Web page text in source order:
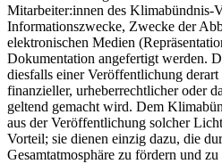
Mitarbeiter:innen des Klimabündnis-
Informationszwecke, Zwecke der
elektronischen Medien
Dokumentation angefertigt werden.
diesfalls einer Veröffentlichung derart
finanzieller, urheberrechtlicher oder
geltend gemacht wird. Dem
aus der Veröffentlichung solcher
Vorteil; sie dienen einzig dazu, die
Gesamtatmosphäre zu fördern und